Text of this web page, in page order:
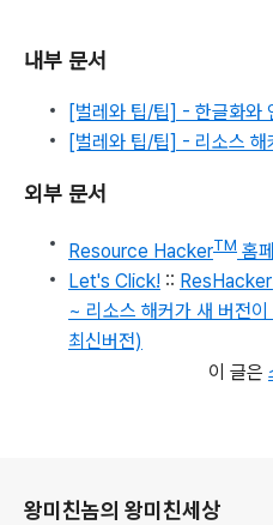
내부 문서
[벌레와 팁/팁] - 한글화와
[벌레와 팁/팁] - 리소스 해
외부 문서
Resource HackerTM 홈
Let's Click! ::
~ 리소스 해커가 새 버전
최신버전)
이 글은
왕미친놈의 왕미친세상